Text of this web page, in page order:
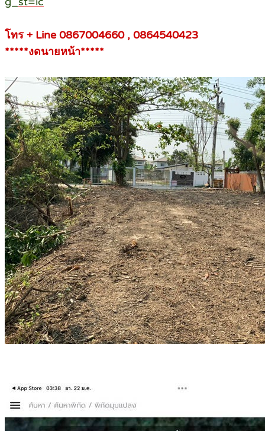
โทร + Line 0867004660 , 0864540423
*****งดนายหน้า*****